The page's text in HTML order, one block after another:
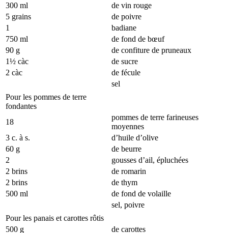
300 ml
de vin rouge
5 grains
de poivre
1
badiane
750 ml
de fond de bœuf
90 g
de confiture de pruneaux
1½ càc
de sucre
2 càc
de fécule
sel
Pour les pommes de terre
fondantes
18
pommes de terre farineuses
moyennes
3 c. à s.
d’huile d’olive
60 g
de beurre
2
gousses d’ail, épluchées
2 brins
de romarin
2 brins
de thym
500 ml
de fond de volaille
sel, poivre
Pour les panais et carottes rôtis
500 g
de carottes